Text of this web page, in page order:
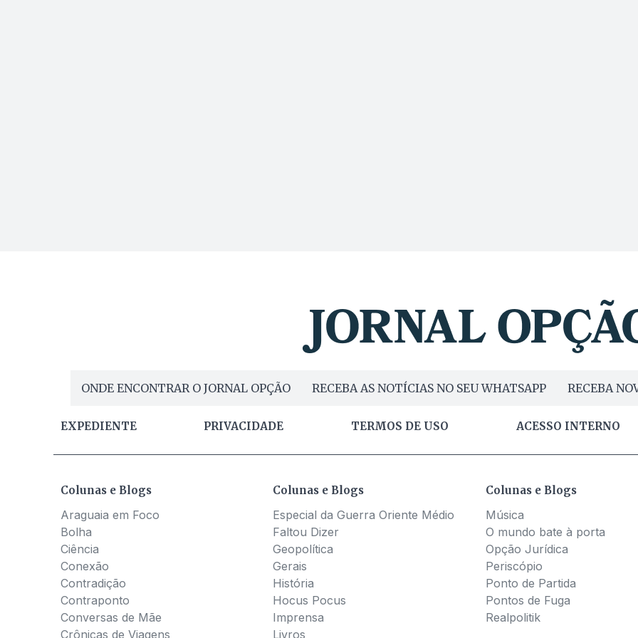
ONDE ENCONTRAR O JORNAL OPÇÃO RECEBA AS NOTÍCIAS NO SEU WHATSAPP RECEBA
EXPEDIENTE PRIVACIDADE TERMOS DE USO ACESSO INTERNO
Colunas e Blogs
Araguaia em Foco
Bolha
Ciência
Conexão
Contradição
Contraponto
Conversas de Mãe
Crônicas de Viagens
Colunas e Blogs
Especial da Guerra Oriente Médio
Faltou Dizer
Geopolítica
Gerais
História
Hocus Pocus
Imprensa
Livros
Colunas e Blogs
Música
O mundo bate à porta
Opção Jurídica
Periscópio
Ponto de Partida
Pontos de Fuga
Realpolitik